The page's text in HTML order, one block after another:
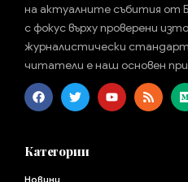
на актуалните събития от
с фокус върху проверени
журналистически
читатели е наш основен
Категории
Новини